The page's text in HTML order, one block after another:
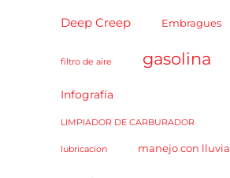
Deep Creep Embragues
filtro de aire gasolina
Infografía
LIMPIADOR DE CARBURADOR
lubricacion manejo con lluvia